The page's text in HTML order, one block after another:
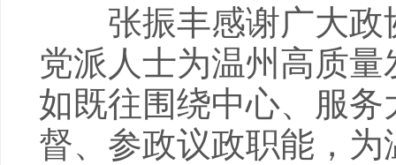
张振丰感谢广大政
党派人士为温州高质
如既往围绕中心、服
督、参政议政职能，